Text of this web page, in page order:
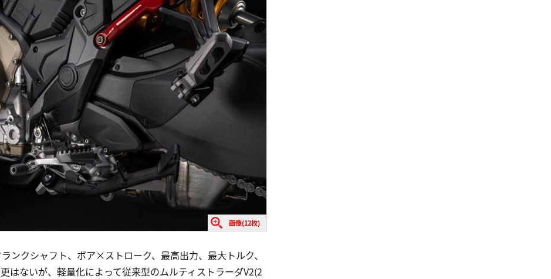
画像(12枚)
ンクシャフト、ボア×ストローク、最高出力、最大トルク、
はないが、軽量化によって従来型のムルティストラーダV2(2